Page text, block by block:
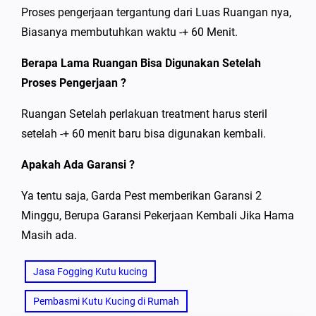
Proses pengerjaan tergantung dari Luas Ruangan nya,
Biasanya membutuhkan waktu -+ 60 Menit.
Berapa Lama Ruangan Bisa Digunakan Setelah
Proses Pengerjaan ?
Ruangan Setelah perlakuan treatment harus steril
setelah -+ 60 menit baru bisa digunakan kembali.
Apakah Ada Garansi ?
Ya tentu saja, Garda Pest memberikan Garansi 2
Minggu, Berupa Garansi Pekerjaan Kembali Jika Hama
Masih ada.
Jasa Fogging Kutu kucing
Pembasmi Kutu Kucing di Rumah